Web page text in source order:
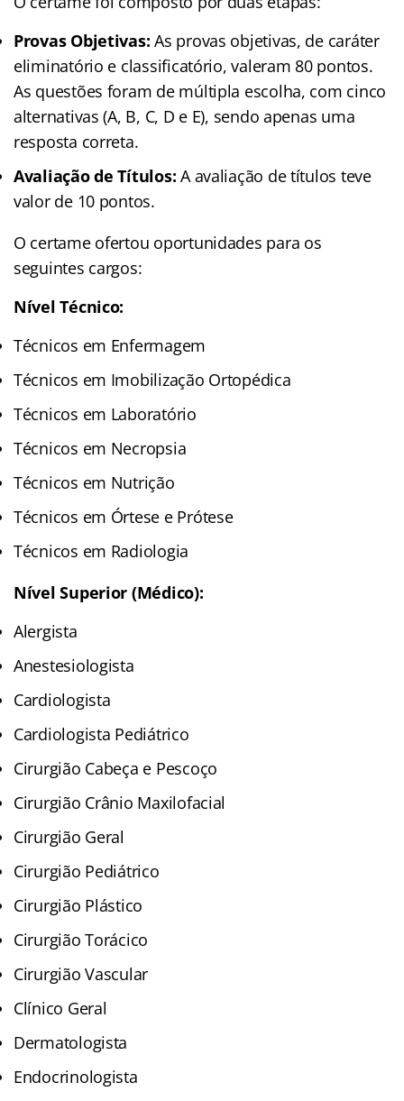
Provas Objetivas:As provas objetivas, de caráter
eliminatório e classificatório, valeram 80 pontos.
As questões foram de múltipla escolha, com cinco
alternativas (A, B, C, D e E), sendo apenas uma
resposta correta.
Avaliação de Títulos: A avaliação de títulos teve
valor de 10 pontos.
O certame ofertou oportunidades para os
seguintes cargos:
Nível Técnico:
Técnicos em Enfermagem
Técnicos em Imobilização Ortopédica
Técnicos em Laboratório
Técnicos em Necropsia
Técnicos em Nutrição
Técnicos em Órtese e Prótese
Técnicos em Radiologia
Nível Superior (Médico):
Alergista
Anestesiologista
Cardiologista
Cardiologista Pediátrico
Cirurgião Cabeça e Pescoço
Cirurgião Crânio Maxilofacial
Cirurgião Geral
Cirurgião Pediátrico
Cirurgião Plástico
Cirurgião Torácico
Cirurgião Vascular
Clínico Geral
Dermatologista
Endocrinologista